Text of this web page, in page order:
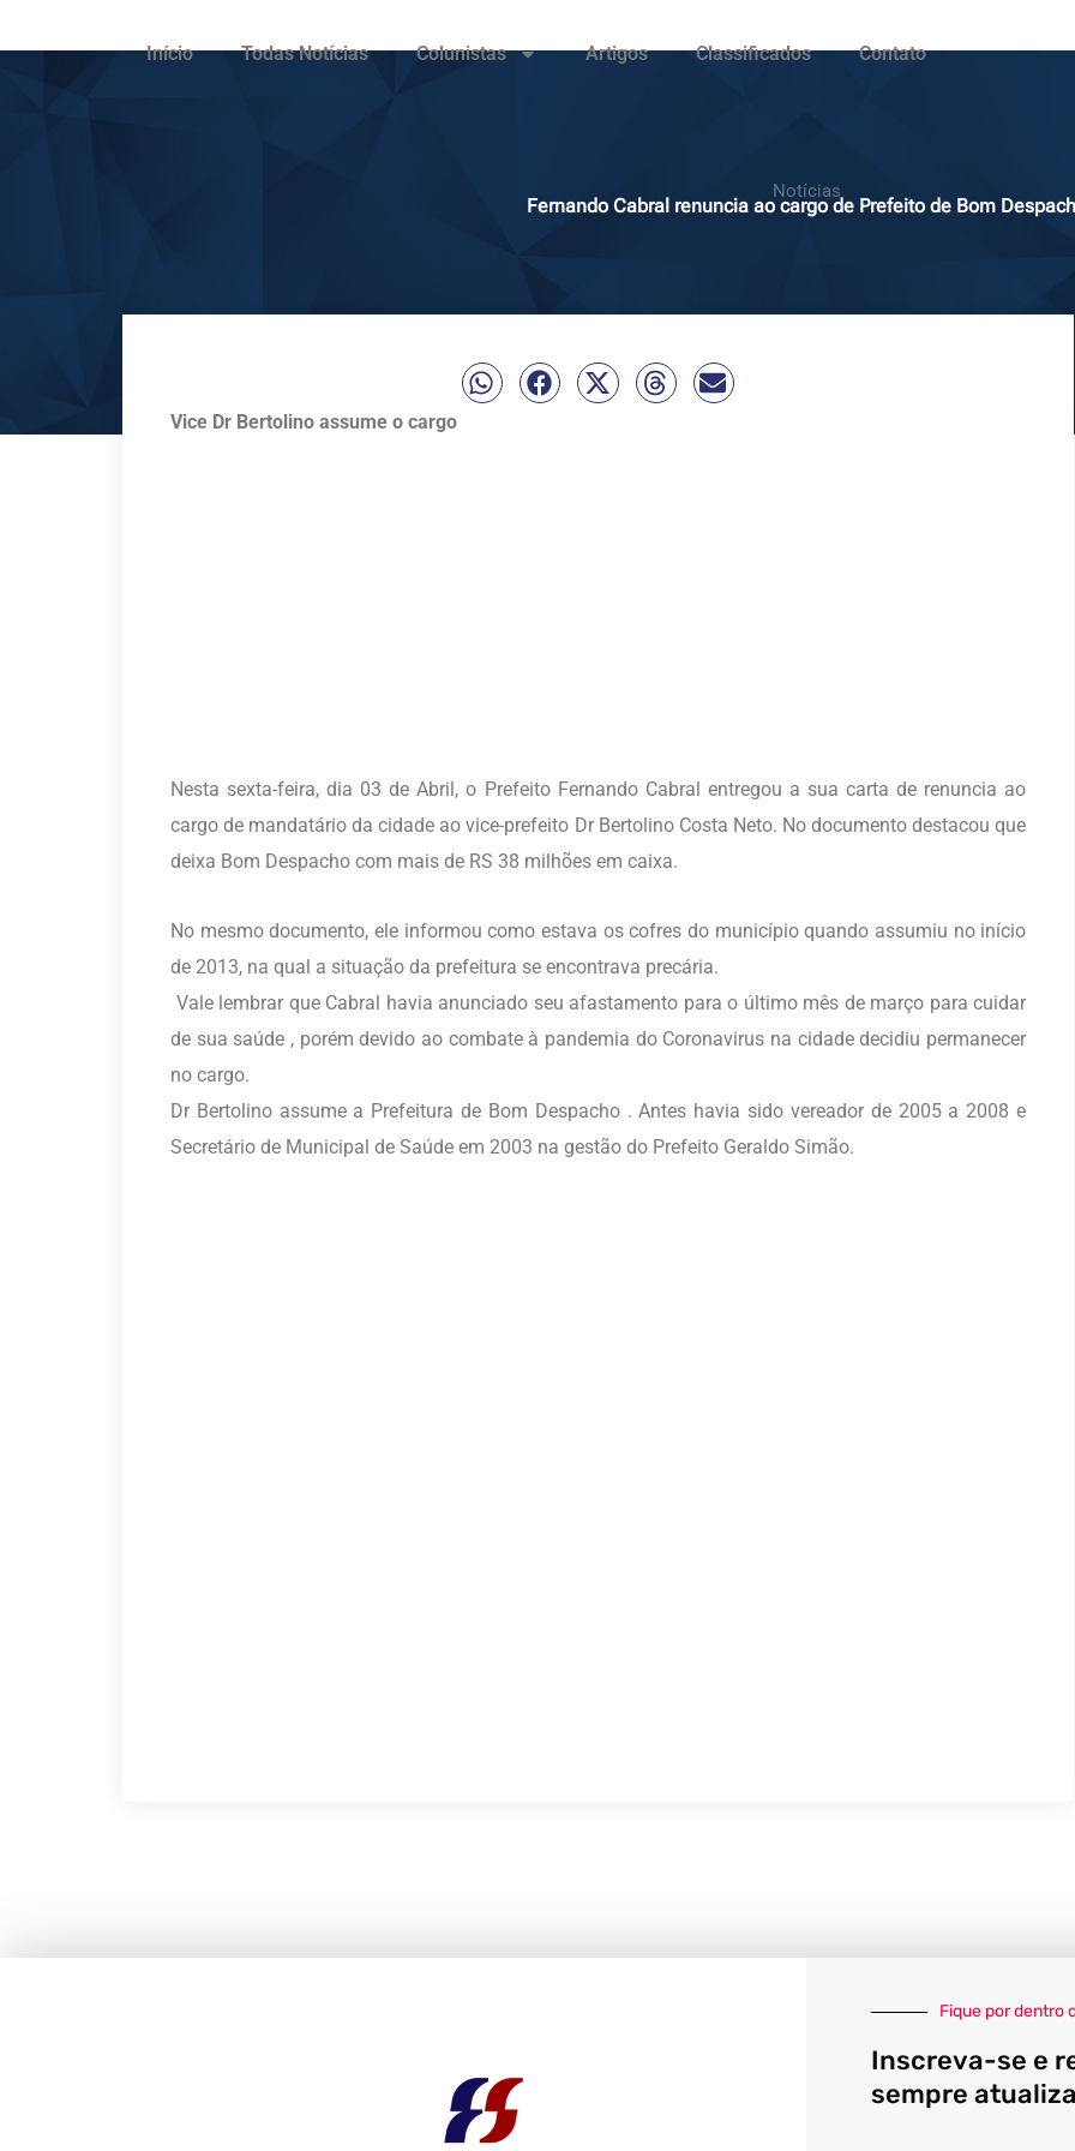
Início Todas Notícias Colunistas Artigos Classificados Contato
Notícias
Fernando Cabral renuncia ao cargo de Prefeito de Bom
Vice Dr Bertolino assume o cargo
Nesta sexta-feira, dia 03 de Abril, o Prefeito Fernando Cabral entregou a sua carta de renuncia ao
cargo de mandatário da cidade ao vice-prefeito Dr Bertolino Costa Neto. No documento destacou que
deixa Bom Despacho com mais de RS 38 milhões em caixa.
No mesmo documento, ele informou como estava os cofres do município quando assumiu no início
de 2013, na qual a situação da prefeitura se encontrava precária.
Vale lembrar que Cabral havia anunciado seu afastamento para o último mês de março para cuidar
de sua saúde , porém devido ao combate à pandemia do Coronavirus na cidade decidiu permanecer
no cargo.
Dr Bertolino assume a Prefeitura de Bom Despacho . Antes havia sido vereador de 2005 a 2008 e
Secretário de Municipal de Saúde em 2003 na gestão do Prefeito Geraldo Simão.
Fique por dentro
Inscreva-se e
sempre